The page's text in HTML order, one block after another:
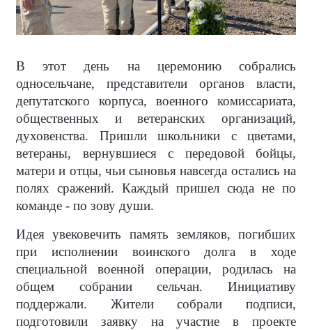
В этот день на церемонию собрались
односельчане, представители органов власти,
депутатского корпуса, военного комиссариата,
общественных и ветеранских организаций,
духовенства. Пришли школьники с цветами,
ветераны, вернувшиеся с передовой бойцы,
матери и отцы, чьи сыновья навсегда остались на
полях сражений. Каждый пришел сюда не по
команде - по зову души.
Идея увековечить память земляков, погибших
при исполнении воинского долга в ходе
специальной военной операции, родилась на
общем собрании сельчан. Инициативу
поддержали. Жители собрали подписи,
подготовили заявку на участие в проекте